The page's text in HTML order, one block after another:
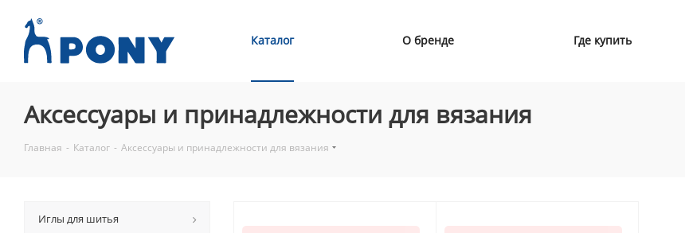
Каталог О бренде Где купить
Аксессуары и принадлежности для вязания
Главная - Каталог - Аксессуары и принадлежности для вязания
Иглы для шитья